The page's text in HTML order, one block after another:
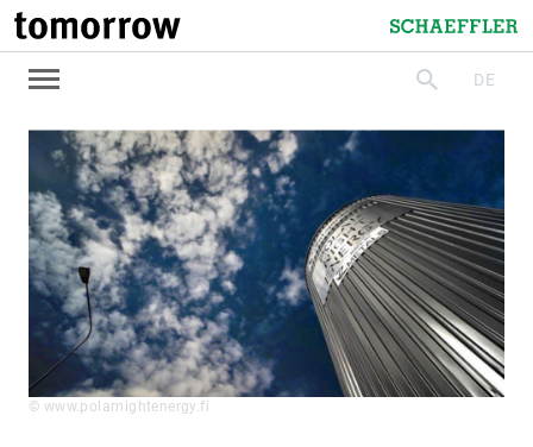
tomorrow
Schaeffler
suchenDE
© www.polarnightenergy.fi